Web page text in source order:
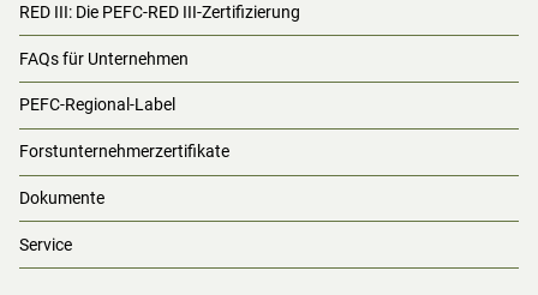
RED III: Die PEFC-RED III-Zertifizierung
FAQs für Unternehmen
PEFC-Regional-Label
Forstunternehmerzertifikate
Dokumente
Service